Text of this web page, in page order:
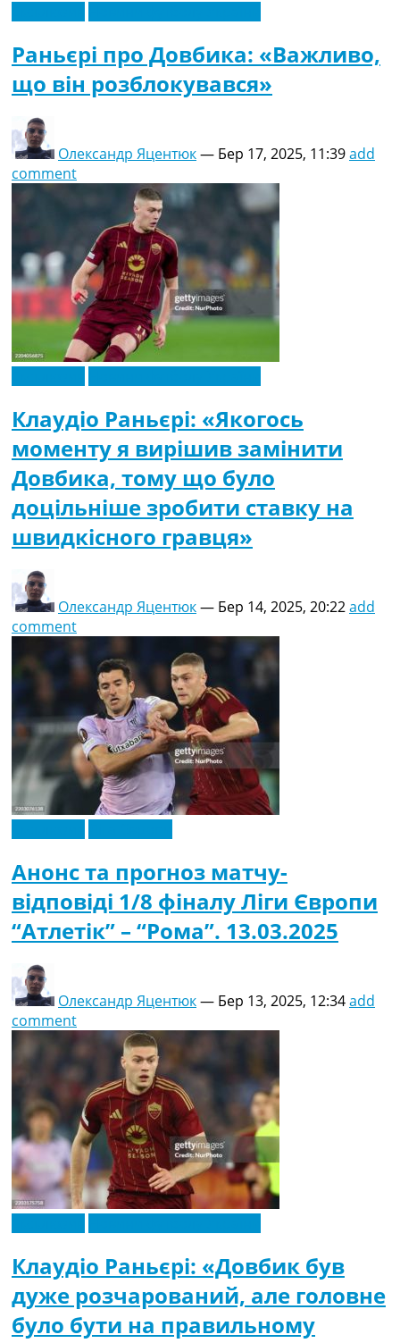
Раньєрі про Довбика: «Важливо,
що він розблокувався»
Олександр Яцентюк— Бер 17, 2025, 11:39add
comment
Клаудіо Раньєрі: «Якогось
моменту я вирішив замінити
Довбика, тому що було
доцільніше зробити ставку на
швидкісного гравця»
Олександр Яцентюк— Бер 14, 2025, 20:22add
comment
Анонс та прогноз матчу-
відповіді 1/8 фіналу Ліги Європи
“Атлетік” – “Рома”. 13.03.2025
Олександр Яцентюк— Бер 13, 2025, 12:34add
comment
Клаудіо Раньєрі: «Довбик був
дуже розчарований, але головне
було бути на правильному